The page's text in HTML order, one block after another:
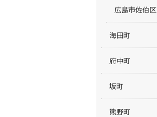
広島市佐伯区
海田町
府中町
坂町
熊野町